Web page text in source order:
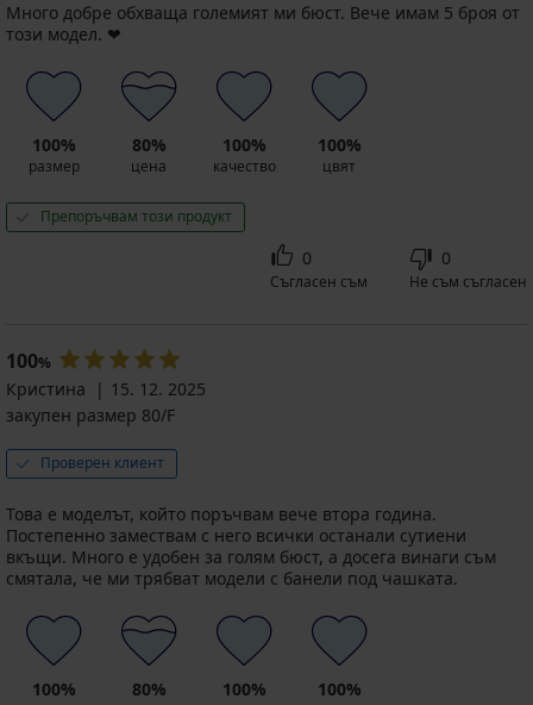
Много добре обхваща големият ми бюст. Вече имам 5 броя от
този модел. ❤️
100%
размер
80%
цена
100%
качество
100%
цвят
Препоръчвам този продукт
0
Съгласен съм
0
Не съм съгласен
100%
Кристина
15. 12. 2025
закупен размер 80/F
Проверен клиент
Това е моделът, който поръчвам вече втора година.
Постепенно замествам с него всички останали сутиени
вкъщи. Много е удобен за голям бюст, а досега винаги съм
смятала, че ми трябват модели с банели под чашката.
100% 80% 100% 100%